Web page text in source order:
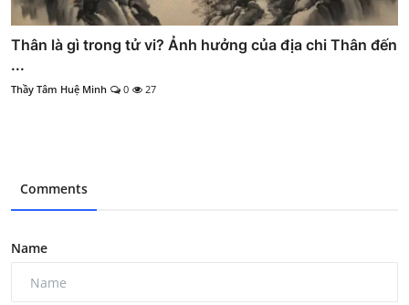
Thân là gì trong tử vi? Ảnh hưởng của địa chi Thân đến
...
Thầy Tâm Huệ Minh 0 27
Comments
Name